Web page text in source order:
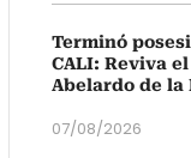
Terminó
CALI: Reviva
Abelardo de la
07/08/2026